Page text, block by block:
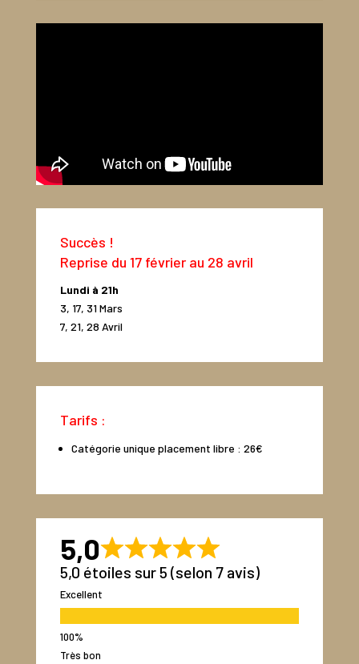
Succès !
Reprise du 17 février au 28 avril
Lundi à 21h
3, 17, 31 Mars
7, 21, 28 Avril
Tarifs :
Catégorie unique placement libre : 26€
5,0
5,0 étoiles sur 5 (selon 7 avis)
Excellent
Très bon